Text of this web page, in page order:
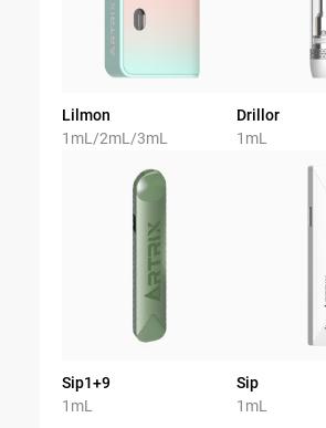
Lilmon
1mL/2mL/3mL
Drillor
1mL
Sip1+9
1mL
Sip
1mL